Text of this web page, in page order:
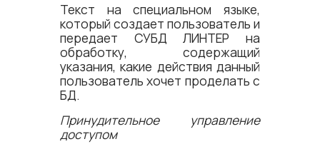
Текст на специальном языке,
который создает пользователь и
передает СУБД ЛИНТЕР на
обработку, содержащий
указания, какие действия данный
пользователь хочет проделать с
БД.
Принудительное управление
доступом